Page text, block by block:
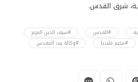
شرق القدس.
#القدس
#سيف الدين المزعر
#مخيم قلنديا
#وكالة بيت المقدس